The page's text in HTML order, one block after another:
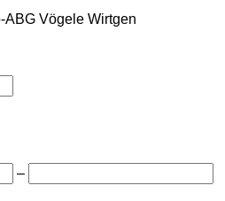
ABG Vögele Wirtgen
–